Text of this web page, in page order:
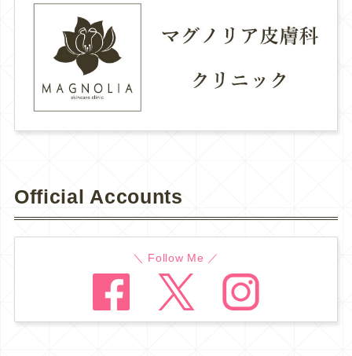
Official Accounts
＼ Follow Me ／